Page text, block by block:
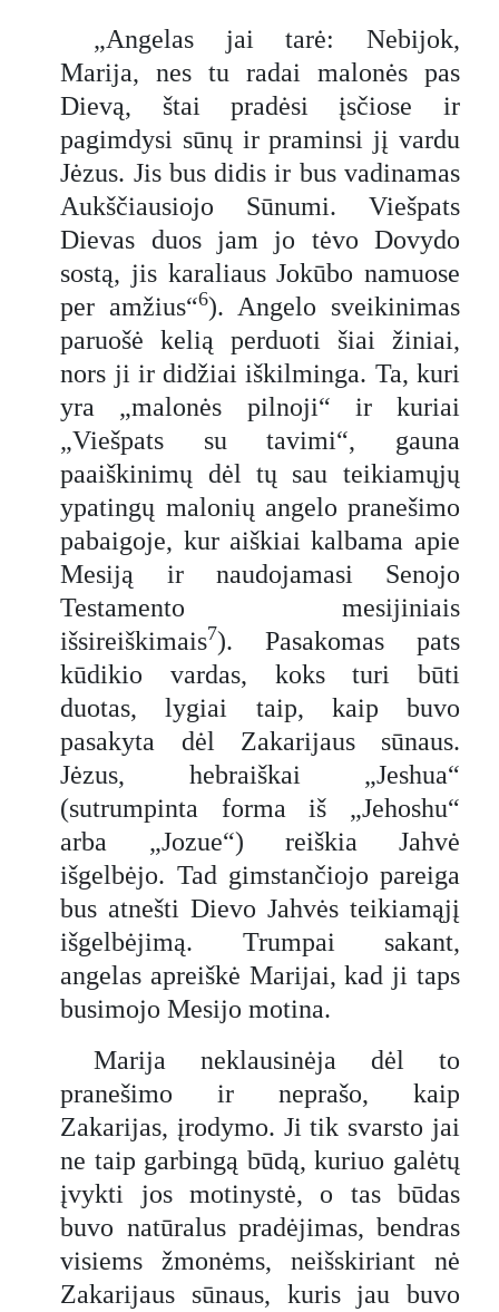
„Angelas jai tarė: Nebijok,
Marija, nes tu radai malonės pas
Dievą, štai pradėsi įsčiose ir
pagimdysi sūnų ir praminsi jį vardu
Jėzus. Jis bus didis ir bus vadinamas
Aukščiausiojo Sūnumi. Viešpats
Dievas duos jam jo tėvo Dovydo
sostą, jis karaliaus Jokūbo namuose
per amžius“6). Angelo sveikinimas
paruošė kelią perduoti šiai žiniai,
nors ji ir didžiai iškilminga. Ta, kuri
yra „malonės pilnoji“ ir kuriai
„Viešpats su tavimi“, gauna
paaiškinimų dėl tų sau teikiamųjų
ypatingų malonių angelo pranešimo
pabaigoje, kur aiškiai kalbama apie
Mesiją ir naudojamasi Senojo
Testamento mesijiniais
išsireiškimais7). Pasakomas pats
kūdikio vardas, koks turi būti
duotas, lygiai taip, kaip buvo
pasakyta dėl Zakarijaus sūnaus.
Jėzus, hebraiškai „Jeshua“
(sutrumpinta forma iš „Jehoshu“
arba „Jozue“) reiškia Jahvė
išgelbėjo. Tad gimstančiojo pareiga
bus atnešti Dievo Jahvės teikiamąjį
išgelbėjimą. Trumpai sakant,
angelas apreiškė Marijai, kad ji taps
busimojo Mesijo motina.
Marija neklausinėja dėl to
pranešimo ir neprašo, kaip
Zakarijas, įrodymo. Ji tik svarsto jai
ne taip garbingą būdą, kuriuo galėtų
įvykti jos motinystė, o tas būdas
buvo natūralus pradėjimas, bendras
visiems žmonėms, neišskiriant nė
Zakarijaus sūnaus, kuris jau buvo